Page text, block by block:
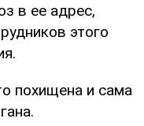
в ее адрес,
этого
похищена и сама